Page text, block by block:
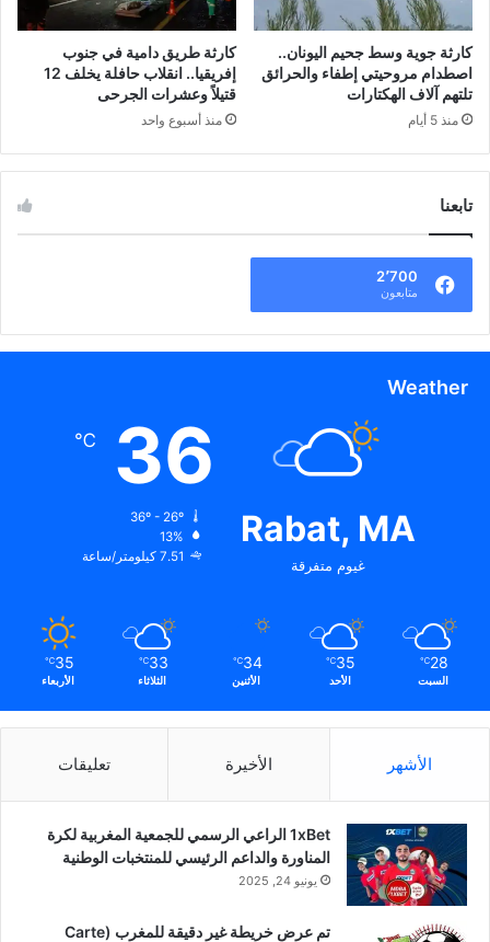
كارثة جوية وسط جحيم اليونان..
اصطدام مروحيتي إطفاء والحرائق
تلتهم آلاف الهكتارات
منذ 5 أيام
كارثة طريق دامية في جنوب
إفريقيا.. انقلاب حافلة يخلف 12
قتيلاً وعشرات الجرحى
منذ أسبوع واحد
تابعنا
2٬700
متابعون
Weather
Rabat, MA
غيوم متفرقة
36
℃
13%
7.51 كيلومتر/ساعة
28
℃
السبت
35
℃
الأحد
34
℃
الأثنين
33
℃
الثلاثاء
35
℃
الأربعاء
الأشهر الأخيرة تعليقات
1xBet الراعي الرسمي للجمعية المغربية لكرة
المناورة والداعم الرئيسي للمنتخبات الوطنية
يونيو 24, 2025
تم عرض خريطة غير دقيقة للمغرب (Carte